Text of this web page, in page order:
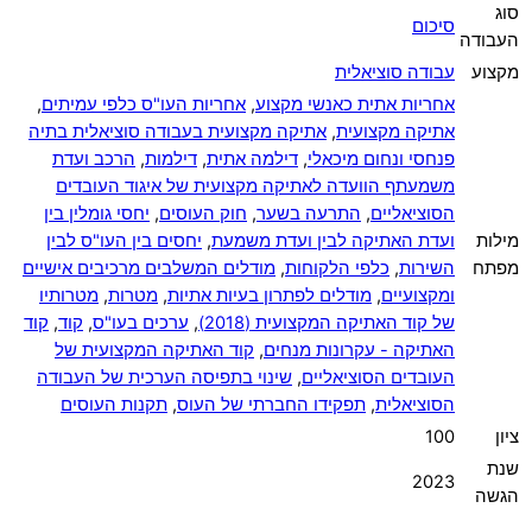
סוג
העבודה
סיכום
מקצוע עבודה סוציאלית
מילות
מפתח
אחריות אתית כאנשי מקצוע, אחריות העו"ס כלפי עמיתים,
אתיקה מקצועית, אתיקה מקצועית בעבודה סוציאלית בתיה
פנחסי ונחום מיכאלי, דילמה אתית, דילמות, הרכב ועדת
משמעתף הוועדה לאתיקה מקצועית של איגוד העובדים
הסוציאליים, התרעה בשער, חוק העוסים, יחסי גומלין בין
ועדת האתיקה לבין ועדת משמעת, יחסים בין העו"ס לבין
השירות, כלפי הלקוחות, מודלים המשלבים מרכיבים אישיים
ומקצועיים, מודלים לפתרון בעיות אתיות, מטרות, מטרותיו
של קוד האתיקה המקצועית (2018)
, ערכים בעו"ס, קוד, קוד
האתיקה - עקרונות מנחים, קוד האתיקה המקצועית של
העובדים הסוציאליים, שינוי בתפיסה הערכית של העבודה
הסוציאלית, תפקידו החברתי של העוס, תקנות העוסים
ציון
100
שנת
הגשה
2023